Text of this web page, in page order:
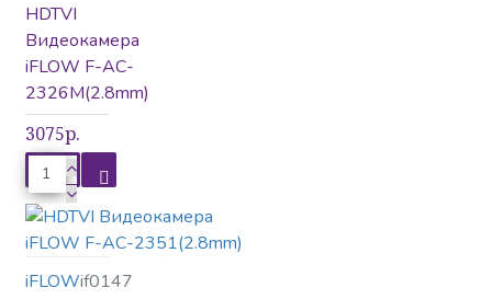
HDTVI
Видеокамера
iFLOW F-AC-
2326M(2.8mm)
3075р.
iFLOWif0147